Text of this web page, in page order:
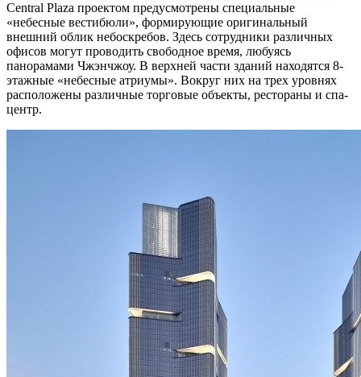
Central Plaza проектом предусмотрены специальные
«небесные вестибюли», формирующие оригинальный
внешний облик небоскребов. Здесь сотрудники различных
офисов могут проводить свободное время, любуясь
панорамами Чжэнчжоу. В верхней части зданий находятся 8-
этажные «небесные атриумы». Вокруг них на трех уровнях
расположены различные торговые объекты, рестораны и спа-
центр.